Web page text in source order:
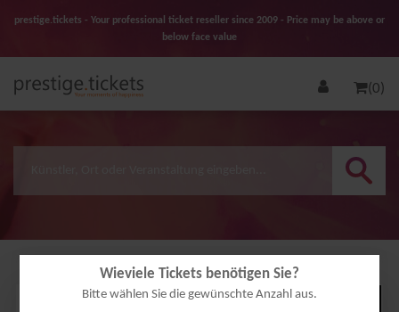
prestige.tickets - Your professional ticket reseller since 2009 - Price may be above or
below face value
(0)
Wieviele Tickets benötigen Sie?
Bitte wählen Sie die gewünschte Anzahl aus.